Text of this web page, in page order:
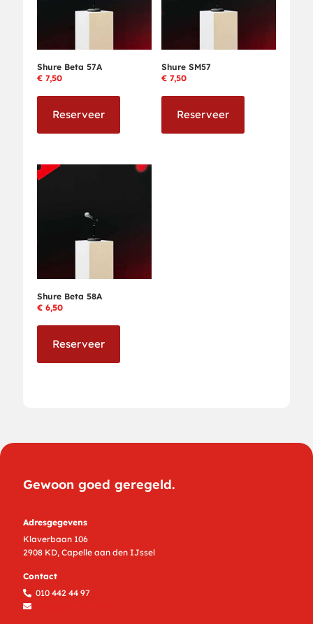
Shure Beta 57A
€ 7,50
Reserveer
Shure SM57
€7,50
Reserveer
Shure Beta 58A
€ 6,50
Reserveer
Gewoon goed geregeld.
Adresgegevens
Klaverbaan 106
2908 KD, Capelle aan den IJssel
Contact
010 442 44 97